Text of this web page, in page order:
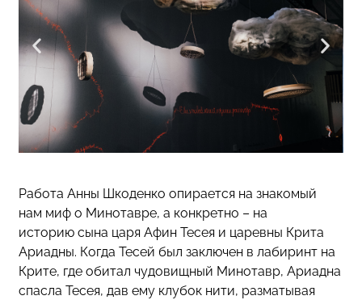
Работа Анны Шкоденко опирается на знакомый
нам миф о Минотавре, а конкретно – на
историю сына царя Афин Тесея и царевны Крита
Ариадны. Когда Тесей был заключен в лабиринт на
Крите, где обитал чудовищный Минотавр, Ариадна
спасла Тесея, дав ему клубок нити, разматывая